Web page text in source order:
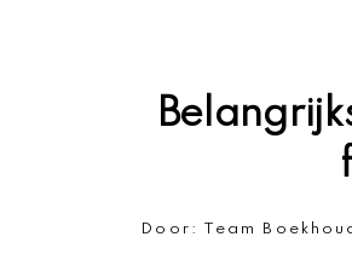
Door: Team